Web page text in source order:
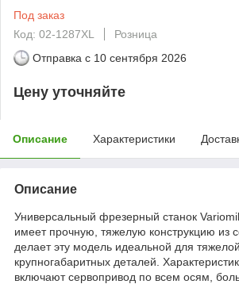
Под заказ
Код: 02-1287XL
Розница
Отправка с 10 сентября 2026
Цену уточняйте
Описание Характеристики
Описание
Универсальный фрезерный станок
имеет прочную, тяжелую конструкцию из
делает эту модель идеальной для
крупногабаритных деталей.
включают сервопривод по всем осям,